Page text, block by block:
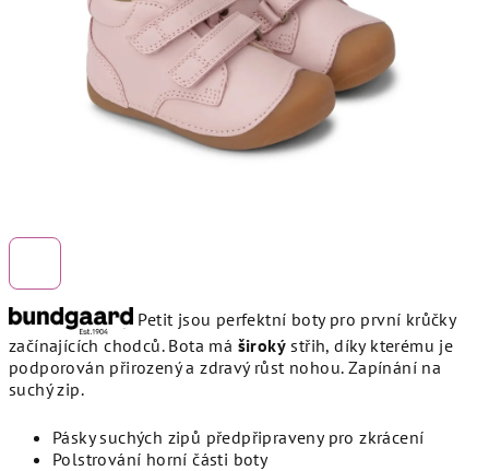
Petit jsou perfektní boty pro první krůčky
začínajících chodců. Bota má široký střih, díky kterému je
podporován přirozený a zdravý růst nohou. Zapínání na
suchý zip.
Pásky suchých zipů předpřipraveny pro zkrácení
Polstrování horní části boty